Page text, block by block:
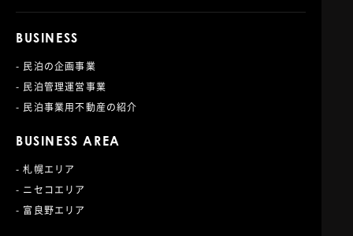
BUSINESS
- 民泊の企画事業
- 民泊管理運営事業
- 民泊事業用不動産の紹介
BUSINESS AREA
- 札幌エリア
- ニセコエリア
- 富良野エリア